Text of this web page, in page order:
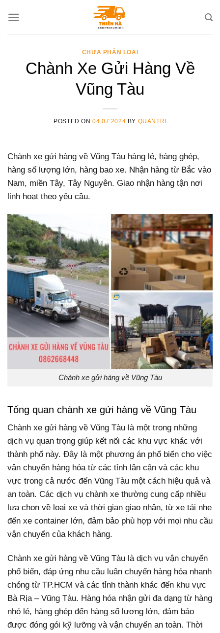
CHƯA PHÂN LOẠI
Chành Xe Gửi Hàng Về
Vũng Tàu
POSTED ON04.07.2024 BY QUANTRI
Chành xe gửi hàng về Vũng Tàu hàng lẻ, hàng ghép,
hàng số lượng lớn, hàng bao xe. Nhận hàng từ Bắc vào
Nam, miền Tây, Tây Nguyên. Giao nhận hàng tận nơi
linh hoạt theo yêu cầu.
Chành xe gửi hàng về Vũng Tàu
Tổng quan chành xe gửi hàng về Vũng Tàu
Chành xe gửi hàng về Vũng Tàu là một trong những
dịch vụ quan trọng giúp kết nối các khu vực khác với
thành phố này. Đây là một phương án phổ biến cho việc
vận chuyển hàng hóa từ các tỉnh lân cận và các khu
vực trong cả nước đến Vũng Tàu một cách hiệu quả và
an toàn. Các dịch vụ chành xe thường cung cấp nhiều
lựa chọn về loại xe và thời gian giao nhận, từ xe tải nhẹ
đến xe container lớn, đảm bảo phù hợp với mọi nhu cầu
vận chuyển của khách hàng.
Chành xe gửi hàng về Vũng Tàu là dịch vụ vận chuyển
phổ biến, đáp ứng nhu cầu luân chuyển hàng hóa nhanh
chóng từ TP.HCM và các tỉnh thành khác đến khu vực
Bà Rịa – Vũng Tàu. Hàng hóa nhận gửi đa dạng từ hàng
nhỏ lẻ, hàng ghép đến hàng số lượng lớn, đảm bảo
được đóng gói kỹ lưỡng và vận chuyển an toàn. Thời